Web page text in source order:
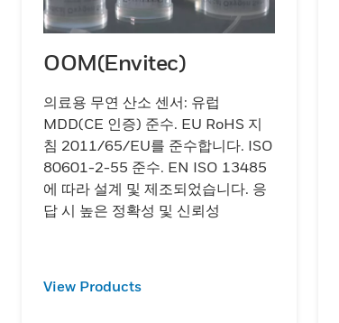
OOM(Envitec)
의료용 무연 산소 센서: 유럽
MDD(CE 인증) 준수. EU RoHS 지
침 2011/65/EU를 준수합니다. ISO
80601-2-55 준수. EN ISO 13485
에 따라 설계 및 제조되었습니다. 응
답 시 높은 정확성 및 신뢰성
View Products